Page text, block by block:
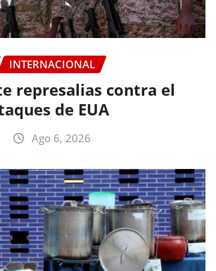
INTERNACIONAL
represalias contra el
de EUA
Ago 6, 2026